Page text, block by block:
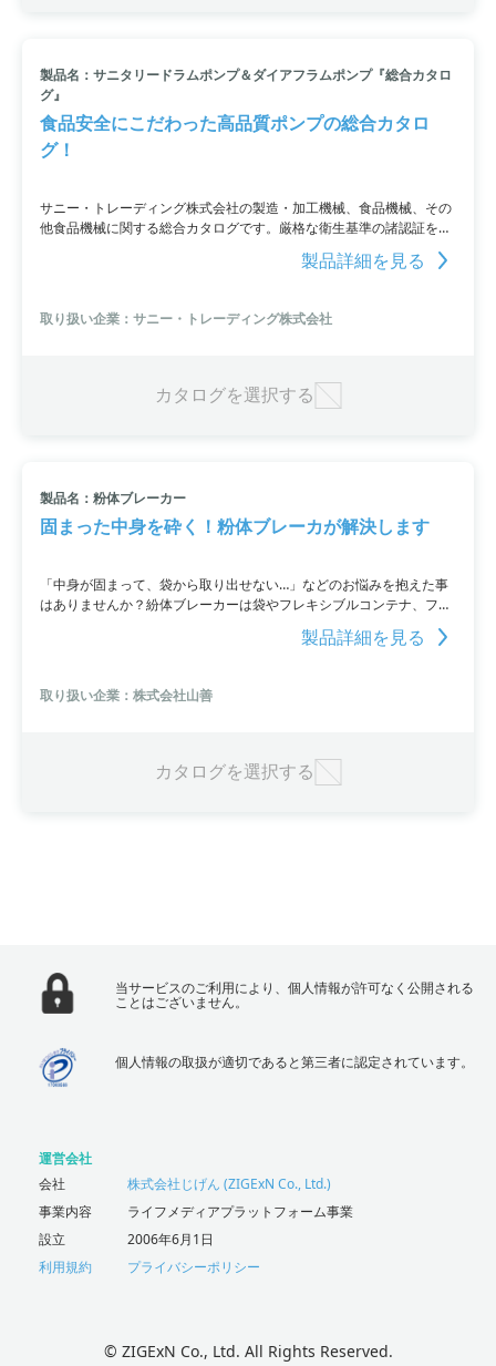
製品名：サニタリードラムポンプ＆ダイアフラムポンプ『総合カタロ
グ』
食品安全にこだわった高品質ポンプの総合カタロ
グ！
サニー・トレーディング株式会社の製造・加工機械、食品機械、その
他食品機械に関する総合カタログです。厳格な衛生基準の諸認証を取
得したポンプ製品を掲載しています。「3Aサニタリーポンプ」や「サ
ニタリーポンプ」、FDAを取得した「認証規定対応ポンプ」など、食
高粘度ドラムポンプや低粘度用ドラムポンプ、サニタリバッチコント
ロールなども取り揃えています。
製品詳細を見る
取り扱い企業：サニー・トレーディング株式会社
カタログを選択する
製品名：粉体ブレーカー
固まった中身を砕く！粉体ブレーカが解決します
「中身が固まって、袋から取り出せない…」などのお悩みを抱えた事
はありませんか？紛体ブレーカーは袋やフレキシブルコンテナ、ファ
イバードラム内で凝固してしまった岩塩や化学原料を解し、とり取出
しやすくする機械です。株式会社山善が製造・加工する食品機械の一
わせください。
製品詳細を見る
取り扱い企業：株式会社山善
カタログを選択する
当サービスのご利用により、個人情報が許可なく公開される
ことはございません。
個人情報の取扱が適切であると第三者に認定されています。
運営会社
会社
株式会社じげん (ZIGExN Co., Ltd.)
事業内容
ライフメディアプラットフォーム事業
設立
2006年6月1日
利用規約
プライバシーポリシー
© ZIGExN Co., Ltd. All Rights Reserved.